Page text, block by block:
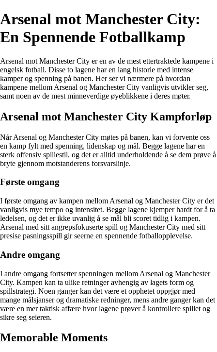
Arsenal mot Manchester City:
En Spennende Fotballkamp
Arsenal mot Manchester City er en av de mest ettertraktede kampene i
engelsk fotball. Disse to lagene har en lang historie med intense
kamper og spenning på banen. Her ser vi nærmere på hvordan
kampene mellom Arsenal og Manchester City vanligvis utvikler seg,
samt noen av de mest minneverdige øyeblikkene i deres møter.
Arsenal mot Manchester City Kampforløp
Når Arsenal og Manchester City møtes på banen, kan vi forvente oss
en kamp fylt med spenning, lidenskap og mål. Begge lagene har en
sterk offensiv spillestil, og det er alltid underholdende å se dem prøve å
bryte gjennom motstanderens forsvarslinje.
Første omgang
I første omgang av kampen mellom Arsenal og Manchester City er det
vanligvis mye tempo og intensitet. Begge lagene kjemper hardt for å ta
ledelsen, og det er ikke uvanlig å se mål bli scoret tidlig i kampen.
Arsenal med sitt angrepsfokuserte spill og Manchester City med sitt
presise pasningsspill gir seerne en spennende fotballopplevelse.
Andre omgang
I andre omgang fortsetter spenningen mellom Arsenal og Manchester
City. Kampen kan ta ulike retninger avhengig av lagets form og
spillstrategi. Noen ganger kan det være et opphetet oppgjør med
mange målsjanser og dramatiske redninger, mens andre ganger kan det
være en mer taktisk affære hvor lagene prøver å kontrollere spillet og
sikre seg seieren.
Memorable Moments